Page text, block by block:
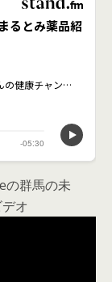
の群馬の未
オ